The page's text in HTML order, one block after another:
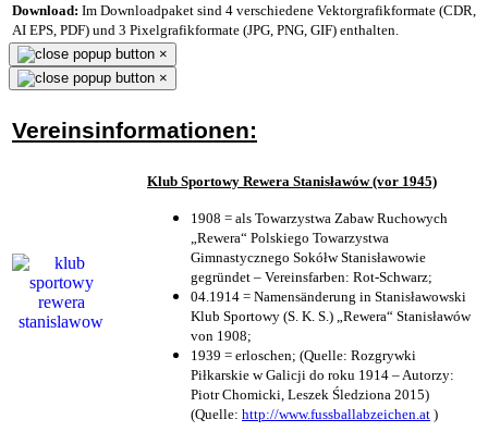
Download: Im Downloadpaket sind 4 verschiedene Vektorgrafikformate (CDR,
AI EPS, PDF) und 3 Pixelgrafikformate (JPG, PNG, GIF) enthalten.
×
×
Vereinsinformationen:
Klub Sportowy Rewera Stanisławów (vor 1945)
1908 = als Towarzystwa Zabaw Ruchowych
„Rewera“ Polskiego Towarzystwa
Gimnastycznego Sokółw Stanisławowie
gegründet – Vereinsfarben: Rot-Schwarz;
04.1914 = Namensänderung in Stanisławowski
Klub Sportowy (S. K. S.) „Rewera“ Stanisławów
von 1908;
1939 = erloschen; (Quelle: Rozgrywki
Piłkarskie w Galicji do roku 1914 – Autorzy:
Piotr Chomicki, Leszek Śledziona 2015)
(Quelle: http://www.fussballabzeichen.at )